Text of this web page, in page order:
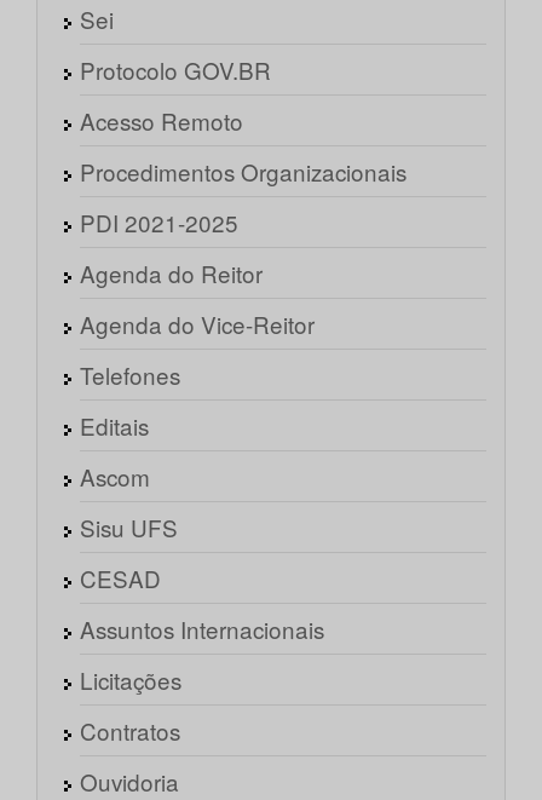
Sei
Protocolo GOV.BR
Acesso Remoto
Procedimentos Organizacionais
PDI 2021-2025
Agenda do Reitor
Agenda do Vice-Reitor
Telefones
Editais
Ascom
Sisu UFS
CESAD
Assuntos Internacionais
Licitações
Contratos
Ouvidoria